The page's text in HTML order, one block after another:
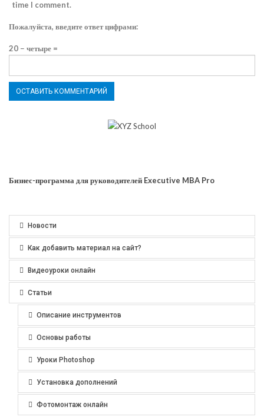
time I comment.
Пожалуйста, введите ответ цифрами:
20 − четыре =
Бизнес-программа для руководителей Executive MBA Pro
Новости
Как добавить материал на сайт?
Видеоуроки онлайн
Статьи
Описание инструментов
Основы работы
Уроки Photoshop
Установка дополнений
Фотомонтаж онлайн